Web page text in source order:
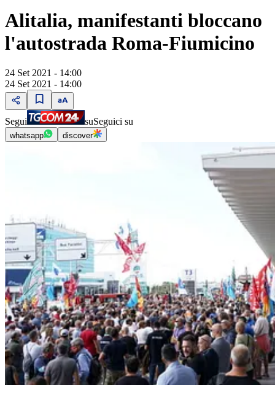
Alitalia, manifestanti bloccano
l'autostrada Roma-Fiumicino
24 Set 2021 - 14:00
24 Set 2021 - 14:00
Segui suSeguici su
whatsapp discover